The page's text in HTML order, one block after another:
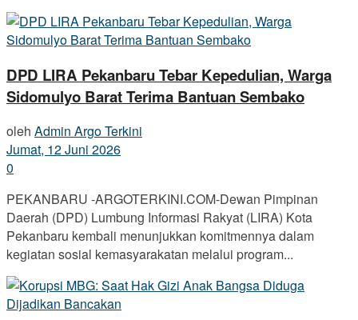
DPD LIRA Pekanbaru Tebar Kepedulian, Warga
Sidomulyo Barat Terima Bantuan Sembako
oleh Admin Argo Terkini
Jumat, 12 Juni 2026
0
PEKANBARU -ARGOTERKINI.COM-Dewan Pimpinan
Daerah (DPD) Lumbung Informasi Rakyat (LIRA) Kota
Pekanbaru kembali menunjukkan komitmennya dalam
kegiatan sosial kemasyarakatan melalui program...